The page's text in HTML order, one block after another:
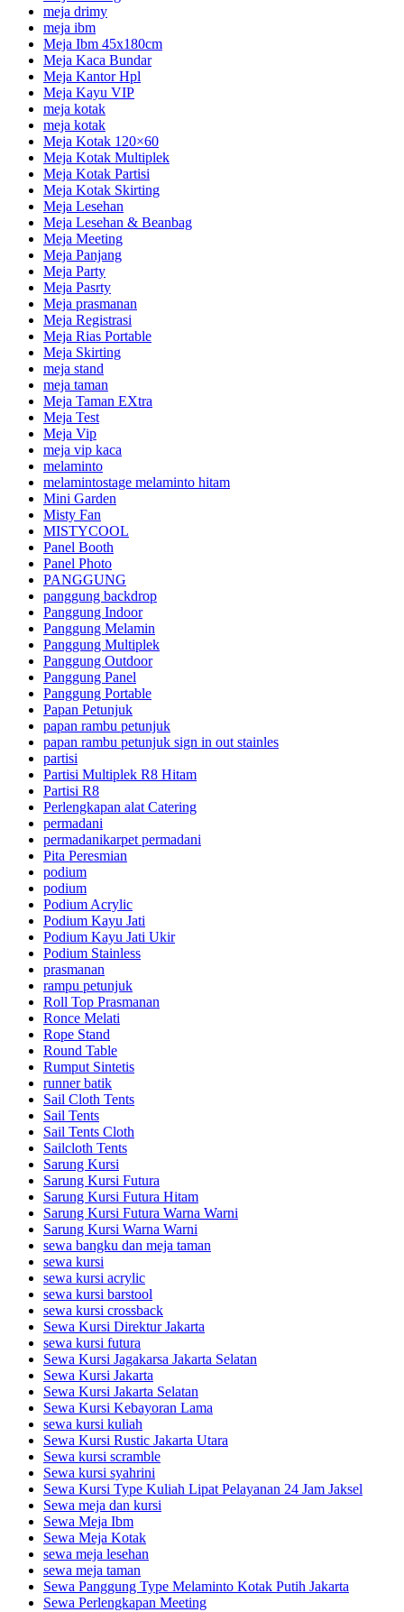
meja drimy
meja ibm
Meja Ibm 45x180cm
Meja Kaca Bundar
Meja Kantor Hpl
Meja Kayu VIP
meja kotak
meja kotak
Meja Kotak 120×60
Meja Kotak Multiplek
Meja Kotak Partisi
Meja Kotak Skirting
Meja Lesehan
Meja Lesehan & Beanbag
Meja Meeting
Meja Panjang
Meja Party
Meja Pasrty
Meja prasmanan
Meja Registrasi
Meja Rias Portable
Meja Skirting
meja stand
meja taman
Meja Taman EXtra
Meja Test
Meja Vip
meja vip kaca
melaminto
melamintostage melaminto hitam
Mini Garden
Misty Fan
MISTYCOOL
Panel Booth
Panel Photo
PANGGUNG
panggung backdrop
Panggung Indoor
Panggung Melamin
Panggung Multiplek
Panggung Outdoor
Panggung Panel
Panggung Portable
Papan Petunjuk
papan rambu petunjuk
papan rambu petunjuk sign in out stainles
partisi
Partisi Multiplek R8 Hitam
Partisi R8
Perlengkapan alat Catering
permadani
permadanikarpet permadani
Pita Peresmian
podium
podium
Podium Acrylic
Podium Kayu Jati
Podium Kayu Jati Ukir
Podium Stainless
prasmanan
rampu petunjuk
Roll Top Prasmanan
Ronce Melati
Rope Stand
Round Table
Rumput Sintetis
runner batik
Sail Cloth Tents
Sail Tents
Sail Tents Cloth
Sailcloth Tents
Sarung Kursi
Sarung Kursi Futura
Sarung Kursi Futura Hitam
Sarung Kursi Futura Warna Warni
Sarung Kursi Warna Warni
sewa bangku dan meja taman
sewa kursi
sewa kursi acrylic
sewa kursi barstool
sewa kursi crossback
Sewa Kursi Direktur Jakarta
sewa kursi futura
Sewa Kursi Jagakarsa Jakarta Selatan
Sewa Kursi Jakarta
Sewa Kursi Jakarta Selatan
Sewa Kursi Kebayoran Lama
sewa kursi kuliah
Sewa Kursi Rustic Jakarta Utara
Sewa kursi scramble
Sewa kursi syahrini
Sewa Kursi Type Kuliah Lipat Pelayanan 24 Jam Jaksel
Sewa meja dan kursi
Sewa Meja Ibm
Sewa Meja Kotak
sewa meja lesehan
sewa meja taman
Sewa Panggung Type Melaminto Kotak Putih Jakarta
Sewa Perlengkapan Meeting